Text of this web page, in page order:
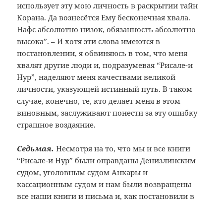
использует эту мою личность в раскрытии тайн
Корана. Да вознесётся Ему бесконечная хвала.
Нафс абсолютно низок, обязанность абсолютно
высока”. – И хотя эти слова имеются в
постановлении, я обвиняюсь в том, что меня
хвалят другие люди и, подразумевая “Рисале-и
Нур”, наделяют меня качествами великой
личности, указующей истинный путь. В таком
случае, конечно, те, кто делает меня в этом
виновным, заслуживают понести за эту ошибку
страшное воздаяние.
Седьмая. Несмотря на то, что мы и все книги
“Рисале-и Нур” были оправданы Денизлинским
судом, уголовным судом Анкары и
кассационным судом и нам были возвращены
все наши книги и письма и, как постановили в